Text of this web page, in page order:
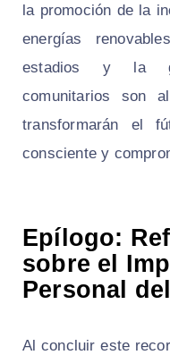
la promoción de la
energías
estadios y la
comunitarios son
transformarán el
consciente y
Epílogo:
sobre el
Personal
Al concluir este